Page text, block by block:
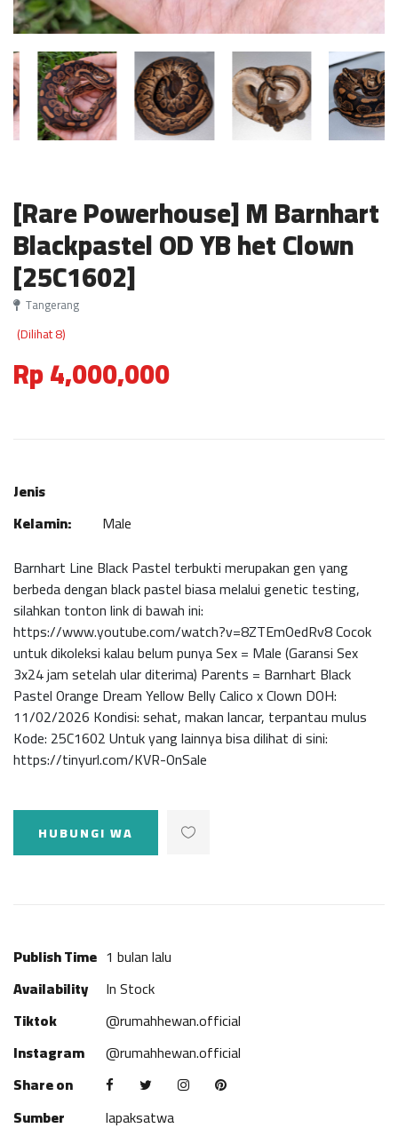
[Rare Powerhouse] M Barnhart
Blackpastel OD YB het Clown
[25C1602]
Tangerang
(Dilihat 8)
Rp 4,000,000
Jenis
Kelamin:
Male
Barnhart Line Black Pastel terbukti merupakan gen yang
berbeda dengan black pastel biasa melalui genetic testing,
silahkan tonton link di bawah ini:
https://www.youtube.com/watch?v=8ZTEmOedRv8 Cocok
untuk dikoleksi kalau belum punya Sex = Male (Garansi Sex
3x24 jam setelah ular diterima) Parents = Barnhart Black
Pastel Orange Dream Yellow Belly Calico x Clown DOH:
11/02/2026 Kondisi: sehat, makan lancar, terpantau mulus
Kode: 25C1602 Untuk yang lainnya bisa dilihat di sini:
https://tinyurl.com/KVR-OnSale
HUBUNGI WA
Publish Time 1 bulan lalu
Availability
In Stock
Tiktok
@rumahhewan.official
Instagram
@rumahhewan.official
Share on
Sumber
lapaksatwa